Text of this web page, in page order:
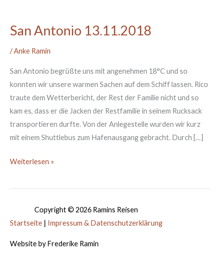
San Antonio 13.11.2018
/Anke Ramin
San Antonio begrüßte uns mit angenehmen 18°C und so
konnten wir unsere warmen Sachen auf dem Schiff lassen. Rico
traute dem Wetterbericht, der Rest der Familie nicht und so
kam es, dass er die Jacken der Restfamilie in seinem Rucksack
transportieren durfte. Von der Anlegestelle wurden wir kurz
mit einem Shuttlebus zum Hafenausgang gebracht. Durch […]
San
13.11.2018
Weiterlesen »
Copyright © 2026 Ramins Reisen
Startseite | Impressum & Datenschutzerklärung
Website by Frederike Ramin